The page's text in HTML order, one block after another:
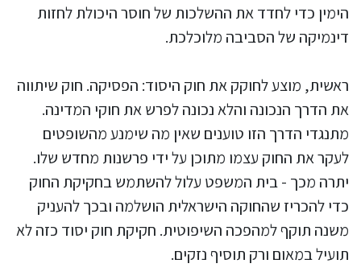
הימין כדי לחדד את ההשלכות של חוסר היכולת לחזות
דינמיקה של הסביבה מלוכלכת.
ראשית, מוצע לחוקק את חוק היסוד: הפסיקה. חוק שיתווה
את הדרך הנכונה והלא נכונה לפרש את חוקי המדינה.
מתנגדי הדרך הזו טוענים שאין מה שימנע מהשופטים
לעקר את החוק עצמו מתוכן על ידי פרשנות מחדש שלו.
יתרה מכך - בית המשפט עלול להשתמש בחקיקת החוק
כדי להכריז שהחוקה הישראלית הושלמה ובכך להעניק
משנה תוקף למהפכה השיפוטית. חקיקת חוק יסוד כזה לא
תועיל במאום ורק תוסיף נזקים.